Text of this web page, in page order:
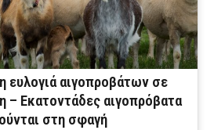
ευλογιά αιγοπροβάτων σε
– Εκατοντάδες αιγοπρόβατα
στη σφαγή